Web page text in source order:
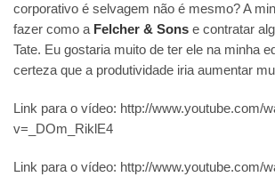
corporativo é selvagem não é mesmo? A
fazer como a Felcher & Sons e contratar
Tate. Eu gostaria muito de ter ele na minha
certeza que a produtividade iria aumentar
Link para o vídeo: http://www.youtube.com/
v=_DOm_RiklE4
Link para o vídeo: http://www.youtube.com/